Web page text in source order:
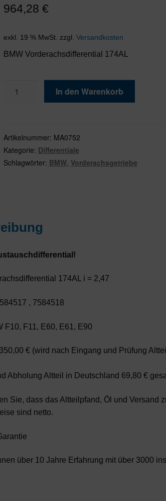
964,28 €
exkl. 19 % MwSt. zzgl. Versandkosten
BMW Vorderachsdifferential 174AL
Differential
i
=
2,47
In den Warenkorb
Artikelnummer: MA0752
Kategorie: Differentiale
Schlagwörter: BMW, Vorderachsgetriebe
174AL i = 2,47
, 7584518
F10, F11, E60, E61, E90
€ (wird nach Eingang und Prüfung
Abholung Altteil in Deutschland 69,80 €
Sie, dass das Altteilpfand, Öl und Versand
sind netto.
über 10 Jahre Erfahrung mit über 3000